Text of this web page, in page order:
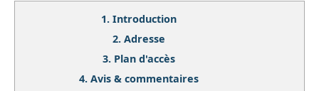
1. Introduction
2. Adresse
3. Plan d'accès
4. Avis & commentaires